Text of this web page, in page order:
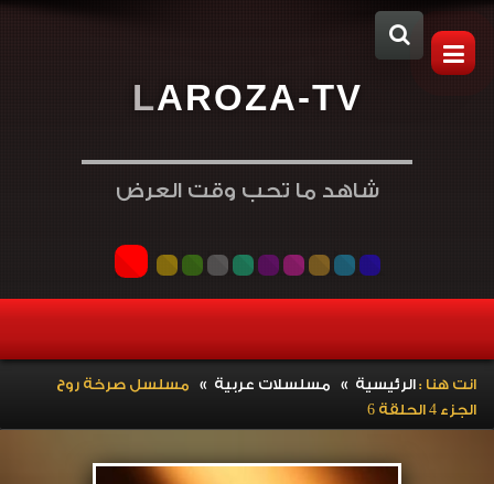
LAROZA-TV
شاهد ما تحب وقت العرض
انت هنا :الرئيسية » مسلسلات عربية » مسلسل صرخة روح
الجزء 4 الحلقة 6